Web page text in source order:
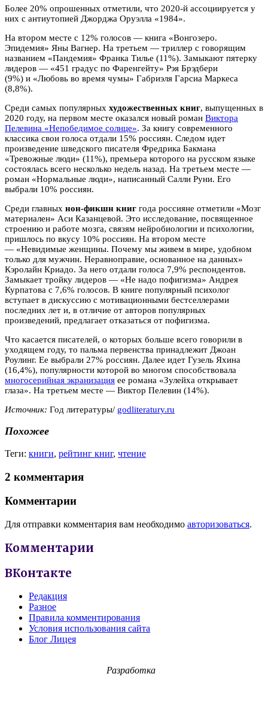
Более 20% опрошенных отметили, что 2020-й ассоциируется у
них с антиутопией Джорджа Оруэлла «1984».
На втором месте с 12% голосов — книга «Вонгозеро.
Эпидемия» Яны Вагнер. На третьем — триллер с говорящим
названием «Пандемия» Франка Тилье (11%). Замыкают пятерку
лидеров — «451 градус по Фаренгейту» Рэя Брэдбери
(9%) и «Любовь во время чумы» Габриэля Гарсиа Маркеса
(8,8%).
Среди самых популярных художественных книг, выпущенных в
2020 году, на первом месте оказался новый роман Виктора
Пелевина «Непобедимое солнце». За книгу современного
классика свои голоса отдали 15% россиян. Следом идет
произведение шведского писателя Фредрика Бакмана
«Тревожные люди» (11%), премьера которого на русском языке
состоялась всего несколько недель назад. На третьем месте —
роман «Нормальные люди», написанный Салли Руни. Его
выбрали 10% россиян.
Среди главных нон-фикшн книг года россияне отметили «Мозг
материален» Аси Казанцевой. Это исследование, посвященное
строению и работе мозга, связям нейробиологии и психологии,
пришлось по вкусу 10% россиян. На втором месте
— «Невидимые женщины. Почему мы живем в мире, удобном
только для мужчин. Неравноправие, основанное на данных»
Кэролайн Криадо. За него отдали голоса 7,9% респондентов.
Замыкает тройку лидеров — «Не надо пофигизма» Андрея
Курпатова с 7,6% голосов. В книге популярный психолог
вступает в дискуссию с мотивационными бестселлерами
последних лет и, в отличие от авторов популярных
произведений, предлагает отказаться от пофигизма.
Что касается писателей, о которых больше всего говорили в
уходящем году, то пальма первенства принадлежит Джоан
Роулинг. Ее выбрали 27% россиян. Далее идет Гузель Яхина
(16,4%), популярности которой во многом способствовала
многосерийная экранизация ее романа «Зулейха открывает
глаза». На третьем месте — Виктор Пелевин (14%).
Источник: Год литературы/ godliteratury.ru
Похожее
Теги: книги, рейтинг книг, чтение
2 комментария
Комментарии
Для отправки комментария вам необходимо авторизоваться.
Комментарии
ВКонтакте
Редакция
Разное
Правила комментирования
Условия использования сайта
Блог Лицея
Разработка